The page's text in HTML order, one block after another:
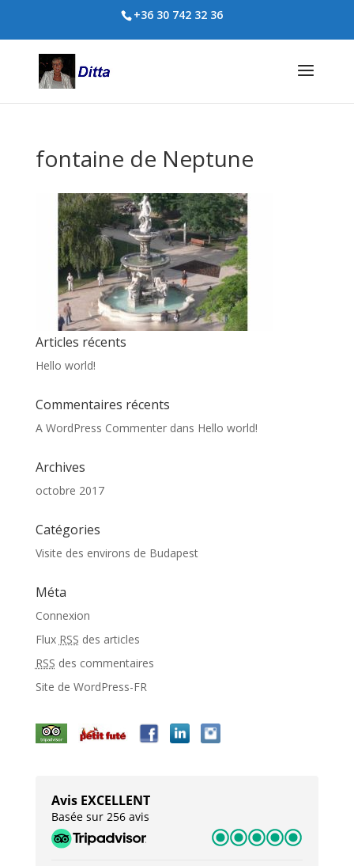
+36 30 742 32 36
fontaine de Neptune
Articles récents
Hello world!
Commentaires récents
A WordPress Commenterdans Hello world!
Archives
octobre 2017
Catégories
Visite des environs de Budapest
Méta
Connexion
Flux RSS des articles
RSS des commentaires
Site de WordPress-FR
Avis EXCELLENT
Basée sur 256 avis